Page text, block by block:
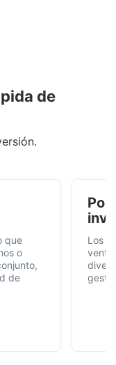
de
que
o
de
Por
Los